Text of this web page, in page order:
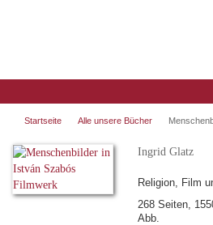
Startseite Alle unsere Bücher
Ingrid Glatz
Religion, Film
268 Seiten,
Abb.